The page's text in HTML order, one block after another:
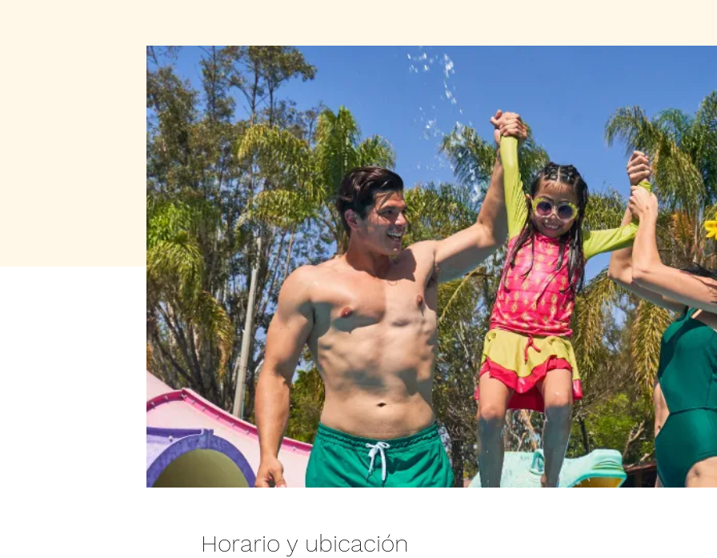
Horario y ubicación